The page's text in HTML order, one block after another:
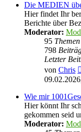
Die MEDIEN
Hier findet Ihr
Berichte über
Moderator:
95 Themen
798
Letzter
von Chris
Wie mir
Hier könnt Ihr
gekommen seid
Moderator: